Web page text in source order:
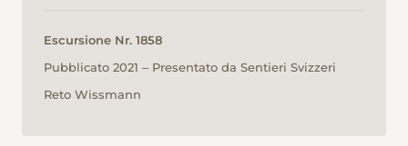
Escursione Nr. 1858
Pubblicato 2021 ‒ Presentato da Sentieri Svizzeri
Reto Wissmann